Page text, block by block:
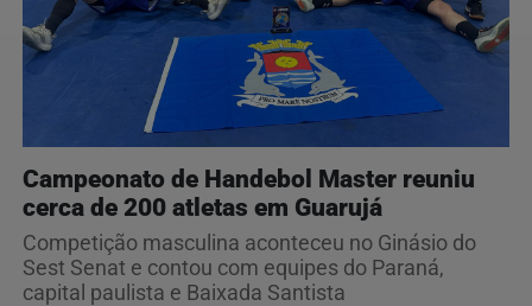
Campeonato de Handebol Master reuniu
cerca de 200 atletas em Guarujá
Competição masculina aconteceu no Ginásio do
Sest Senat e contou com equipes do Paraná,
capital paulista e Baixada Santista